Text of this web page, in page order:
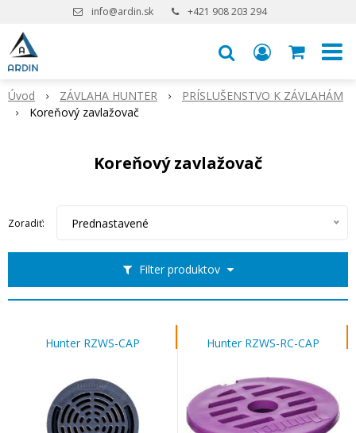
info@ardin.sk +421 908 203 294
Úvod ZÁVLAHA HUNTER
PRÍSLUŠENSTVO K ZÁVLAHÁM
Koreňový zavlažovač
Koreňový zavlažovač
Filter produktov
Zoradiť: Prednastavené
Hunter RZWS-CAP Hunter RZWS-RC-CAP